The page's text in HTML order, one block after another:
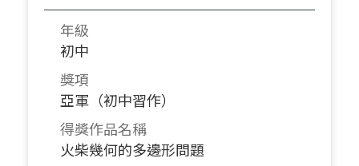
年級
初中
獎項
亞軍（初中習作）
得獎作品名稱
火柴幾何的多邊形問題